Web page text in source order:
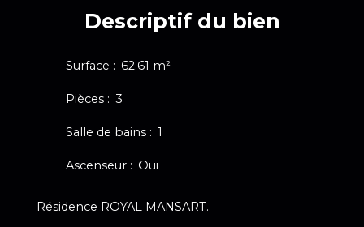
Descriptif du bien
Surface : 62.61 m²
Pièces : 3
Salle de bains : 1
Ascenseur : Oui
Résidence ROYAL MANSART.